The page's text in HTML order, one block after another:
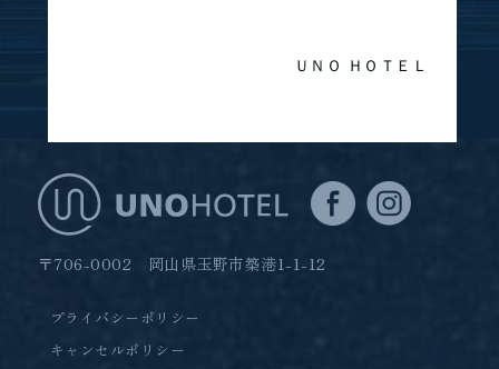
お問い合わせ
ＵＮＯ ＨＯＴＥＬ
〒706-0002 岡山県玉野市築港1-1-12
プライバシーポリシー
キャンセルポリシー